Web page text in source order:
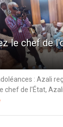
le chef de
: Azali
chef de l'État,